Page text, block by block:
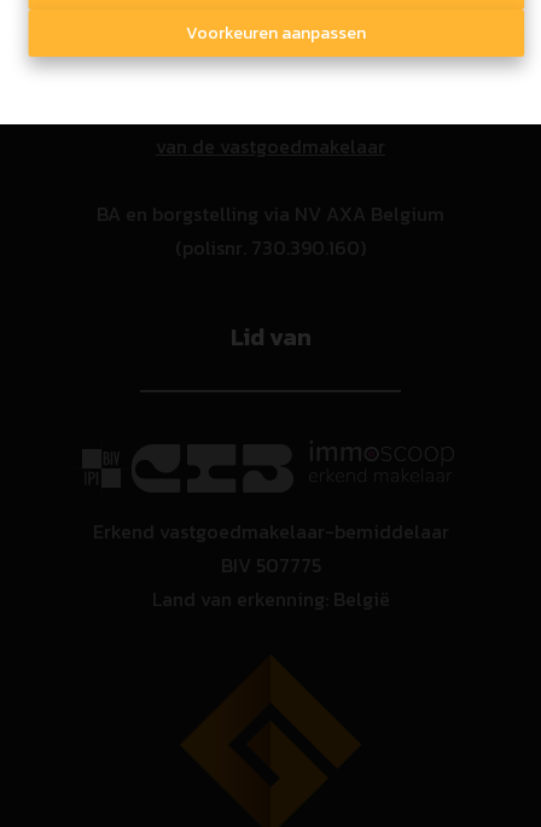
Voorkeuren aanpassen
Luxemburgstraat 16/B 1000 Brussel
+32 2 505 38 50 - info@biv.be
Lid van